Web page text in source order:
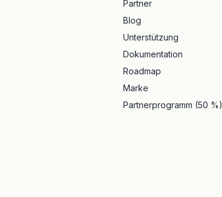
Partner
Blog
Unterstützung
Dokumentation
Roadmap
Marke
Partnerprogramm (50 %)